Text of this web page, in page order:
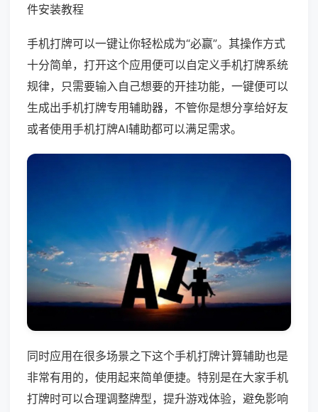
件安装教程
手机打牌可以一键让你轻松成为“必赢”。其操作方式
十分简单，打开这个应用便可以自定义手机打牌系统
规律，只需要输入自己想要的开挂功能，一键便可以
生成出手机打牌专用辅助器，不管你是想分享给好友
或者使用手机打牌AI辅助都可以满足需求。
同时应用在很多场景之下这个手机打牌计算辅助也是
非常有用的，使用起来简单便捷。特别是在大家手机
打牌时可以合理调整牌型，提升游戏体验，避免影响